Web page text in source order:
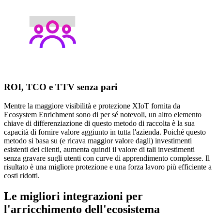
ROI, TCO e TTV senza pari
Mentre la maggiore visibilità e protezione XIoT fornita da
Ecosystem Enrichment sono di per sé notevoli, un altro elemento
chiave di differenziazione di questo metodo di raccolta è la sua
capacità di fornire valore aggiunto in tutta l'azienda. Poiché questo
metodo si basa su (e ricava maggior valore dagli) investimenti
esistenti dei clienti, aumenta quindi il valore di tali investimenti
senza gravare sugli utenti con curve di apprendimento complesse. Il
risultato è una migliore protezione e una forza lavoro più efficiente a
costi ridotti.
Le migliori integrazioni per
l'arricchimento dell'ecosistema